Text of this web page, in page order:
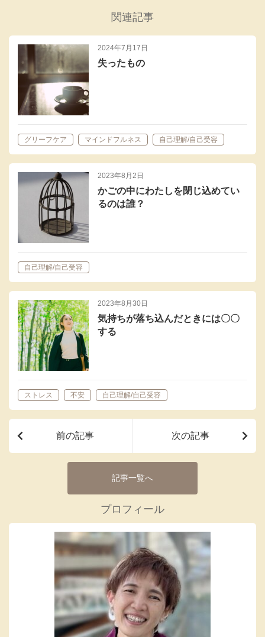
関連記事
2024年7月17日
失ったもの
グリーフケア マインドフルネス 自己理解/自己受容
2023年8月2日
かごの中にわたしを閉じ込めてい
るのは誰？
自己理解/自己受容
2023年8月30日
気持ちが落ち込んだときには〇〇
する
ストレス 不安 自己理解/自己受容
前の記事 次の記事
記事一覧へ
プロフィール